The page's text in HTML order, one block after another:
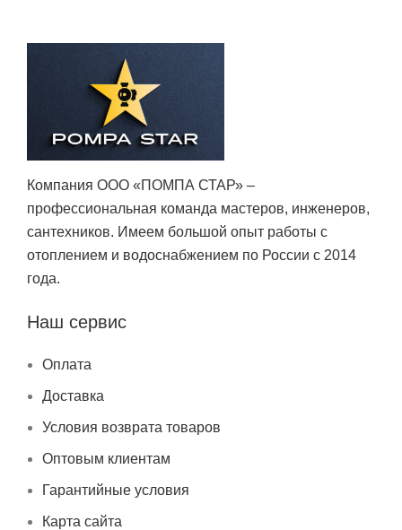
Компания ООО «ПОМПА СТАР» –
профессиональная команда мастеров, инженеров,
сантехников. Имеем большой опыт работы с
отоплением и водоснабжением по России с 2014
года.
Наш сервис
Оплата
Доставка
Условия возврата товаров
Оптовым клиентам
Гарантийные условия
Карта сайта